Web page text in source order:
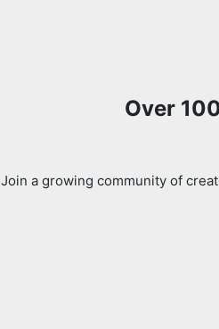
Over
Join a growing community of